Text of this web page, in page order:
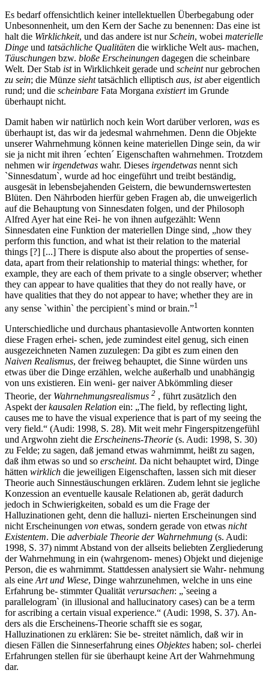
Es bedarf offensichtlich keiner intellektuellen Überbegabung oder
Unbesonnenheit, um den Kern der Sache zu benennen: Das eine ist
halt die Wirklichkeit, und das andere ist nurSchein, wobei materielle
Dinge und tatsächliche Qualitäten die wirkliche Welt aus- machen,
Täuschungen bzw. bloße Erscheinungen dagegen die scheinbare
Welt. Der Stab istin Wirklichkeit gerade und scheintnur gebrochen
zu sein; die Münze siehttatsächlich elliptisch aus, istaber eigentlich
rund; und die scheinbare Fata Morgana existiertim Grunde
überhaupt nicht.
Damit haben wir natürlich noch kein Wort darüber verloren, was es
überhaupt ist, das wir da jedesmal wahrnehmen. Denn die Objekte
unserer Wahrnehmung können keine materiellen Dinge sein, da wir
sie ja nicht mit ihren ´echten´ Eigenschaften wahrnehmen. Trotzdem
nehmen wir irgendetwas wahr. Dieses irgendetwas nennt sich
`Sinnesdatum`, wurde ad hoc eingeführt und treibt beständig,
ausgesät in lebensbejahenden Geistern, die bewundernswertesten
Blüten. Den Nährboden hierfür geben Fragen ab, die unweigerlich
auf die Behauptung von Sinnesdaten folgen, und der Philosoph
Alfred Ayer hat eine Rei- he von ihnen aufgezählt: Wenn
Sinnesdaten eine Funktion der materiellen Dinge sind, „how they
perform this function, and what ist their relation to the material
things [?] [...] There is dispute also about the properties of sense-
data, apart from their relationship to material things: whether, for
example, they are each of them private to a single observer; whether
they can appear to have qualities that they do not really have, or
have qualities that they do not appear to have; whether they are in
any sense `within` the percipient`s mind or brain.”1
Unterschiedliche und durchaus phantasievolle Antworten konnten
diese Fragen erhei- schen, jede zumindest eitel genug, sich einen
ausgezeichneten Namen zuzulegen: Da gibt es zum einen den
Naiven Realismus, der freiweg behauptet, die Sinne würden uns
etwas über die Dinge erzählen, welche außerhalb und unabhängig
von uns existieren. Ein weni- ger naiver Abkömmling dieser
Theorie, der Wahrnehmungsrealismus 2 , führt zusätzlich den
Aspekt derkausalen Relation ein: „The field, by reflecting light,
causes me to have the visual experience that is part of my seeing the
very field.“ (Audi: 1998, S. 28). Mit weit mehr Fingerspitzengefühl
und Argwohn zieht die Erscheinens-Theorie (s. Audi: 1998, S. 30)
zu Felde; zu sagen, daß jemand etwas wahrnimmt, heißt zu sagen,
daß ihm etwas so und so erscheint. Da nicht behauptet wird, Dinge
hätten wirklich die jeweiligen Eigenschaften, lassen sich mit dieser
Theorie auch Sinnestäuschungen erklären. Zudem lehnt sie jegliche
Konzession an eventuelle kausale Relationen ab, gerät dadurch
jedoch in Schwierigkeiten, sobald es um die Frage der
Halluzinationen geht, denn die halluzi- nierten Erscheinungen sind
nicht Erscheinungen von etwas, sondern gerade von etwas nicht
Existentem. Die adverbiale Theorie der Wahrnehmung (s. Audi:
1998, S. 37) nimmt Abstand von der allseits beliebten Zergliederung
der Wahrnehmung in ein (wahrgenom- menes) Objekt und diejenige
Person, die es wahrnimmt. Stattdessen analysiert sie Wahr- nehmung
als eine Art und Wiese, Dinge wahrzunehmen, welche in uns eine
Erfahrung be- stimmter Qualität verursachen: „`seeing a
parallelogram` (in illusional and hallucinatory cases) can be a term
for ascribing a certain visual experience.“ (Audi: 1998, S. 37). An-
ders als die Erscheinens-Theorie schafft sie es sogar,
Halluzinationen zu erklären: Sie be- streitet nämlich, daß wir in
diesen Fällen die Sinneserfahrung eines Objektes haben; sol- cherlei
Erfahrungen stellen für sie überhaupt keine Art der Wahrnehmung
dar.